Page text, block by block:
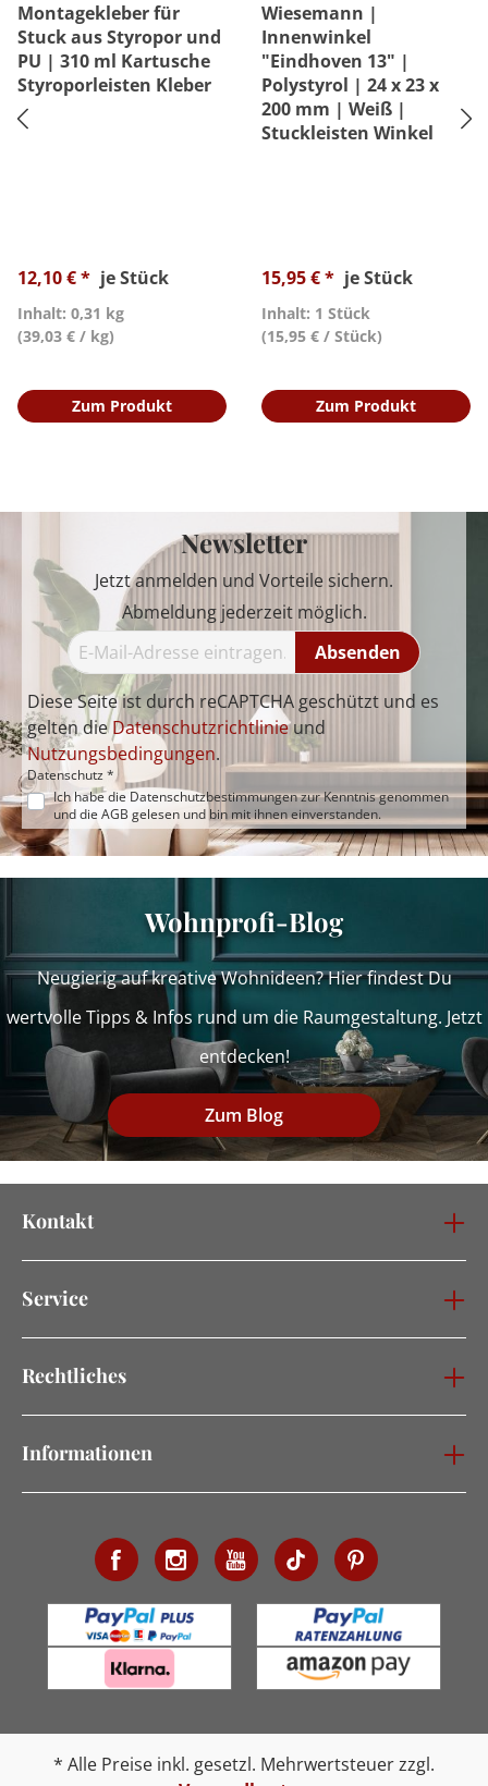
Montagekleber für
Stuck aus Styropor und
PU | 310 ml Kartusche
Styroporleisten Kleber
12,10 € * je Stück
Inhalt: 0,31 kg
(39,03 € / kg)
Zum Produkt
Wiesemann |
Innenwinkel
"Eindhoven 13" |
Polystyrol | 24 x 23 x
200 mm | Weiß |
Stuckleisten Winkel
15,95 € * je Stück
Inhalt: 1 Stück
(15,95 € / Stück)
Zum Produkt
Newsletter
Jetzt anmelden und Vorteile sichern.
Abmeldung jederzeit möglich.
Absenden
Diese Seite ist durch reCAPTCHA geschützt und es
gelten dieDatenschutzrichtlinieund
Nutzungsbedingungen.
Datenschutz *
Ich habe die Datenschutzbestimmungenzur Kenntnis genommen
und die AGB gelesen und bin mit ihnen einverstanden.
Wohnprofi-Blog
Neugierig auf kreative Wohnideen? Hier findest Du
wertvolle Tipps & Infos rund um die Raumgestaltung. Jetzt
entdecken!
Zum Blog
Kontakt
Service
Rechtliches
Informationen
* Alle Preise inkl. gesetzl. Mehrwertsteuer zzgl.